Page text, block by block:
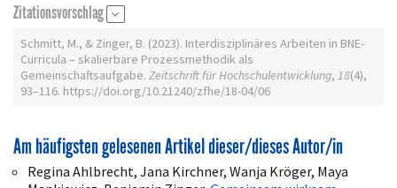
Zitationsvorschlag
Schmitt, M., & Zinger, B. (2023). Interdisziplinäres Arbeiten in BNE-
Curricula – skalierbare Prozessmethodik als
Gemeinschaftsaufgabe. Zeitschrift für Hochschulentwicklung, 18(4),
93–116. https://doi.org/10.21240/zfhe/18-04/06
Am häufigsten gelesenen Artikel dieser/dieses Autor/in
Regina Ahlbrecht, Jana Kirchner, Wanja Kröger, Maya